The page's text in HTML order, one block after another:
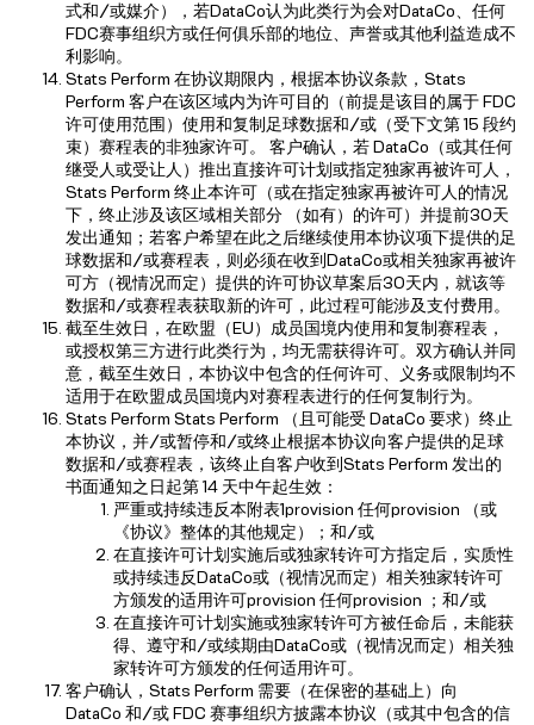
式和/或媒介），若DataCo认为此类行为会对DataCo、任何
FDC赛事组织方或任何俱乐部的地位、声誉或其他利益造成不
利影响。
Stats Perform 在协议期限内，根据本协议条款，Stats
Perform 客户在该区域内为许可目的（前提是该目的属于 FDC
许可使用范围）使用和复制足球数据和/或（受下文第 15 段约
束）赛程表的非独家许可。 客户确认，若 DataCo（或其任何
继受人或受让人）推出直接许可计划或指定独家再被许可人，
Stats Perform 终止本许可（或在指定独家再被许可人的情况
下，终止涉及该区域相关部分 （如有）的许可）并提前30天
发出通知；若客户希望在此之后继续使用本协议项下提供的足
球数据和/或赛程表，则必须在收到DataCo或相关独家再被许
可方（视情况而定）提供的许可协议草案后30天内，就该等
数据和/或赛程表获取新的许可，此过程可能涉及支付费用。
截至生效日，在欧盟（EU）成员国境内使用和复制赛程表，
或授权第三方进行此类行为，均无需获得许可。双方确认并同
意，截至生效日，本协议中包含的任何许可、义务或限制均不
适用于在欧盟成员国境内对赛程表进行的任何复制行为。
Stats Perform Stats Perform （且可能受 DataCo 要求）终止
本协议，并/或暂停和/或终止根据本协议向客户提供的足球
数据和/或赛程表，该终止自客户收到Stats Perform 发出的
书面通知之日起第 14 天中午起生效：
严重或持续违反本附表1provision 任何provision （或
《协议》整体的其他规定）；和/或
在直接许可计划实施后或独家转许可方指定后，实质性
或持续违反DataCo或（视情况而定）相关独家转许可
方颁发的适用许可provision 任何provision ；和/或
在直接许可计划实施或独家转许可方被任命后，未能获
得、遵守和/或续期由DataCo或（视情况而定）相关独
家转许可方颁发的任何适用许可。
客户确认，Stats Perform 需要（在保密的基础上）向
DataCo 和/或 FDC 赛事组织方披露本协议（或其中包含的信